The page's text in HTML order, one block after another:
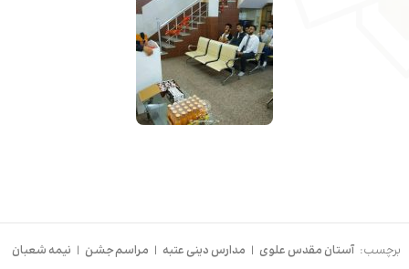
برچسب: آستان مقدس علوی | مدارس دینی عتبه | مراسم جشن | نیمه شعبان